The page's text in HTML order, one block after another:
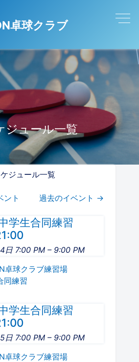
卓球クラブ
property "post_name" on null in
takkyu.com/public_html/wp-
page.php
ジュール一覧
ジュール一覧
過去のイベント →
ント
学生合同練習
日 7:00 PM – 9:00 PM
卓球クラブ練習場
同練習
学生合同練習
日 7:00 PM – 9:00 PM
卓球クラブ練習場